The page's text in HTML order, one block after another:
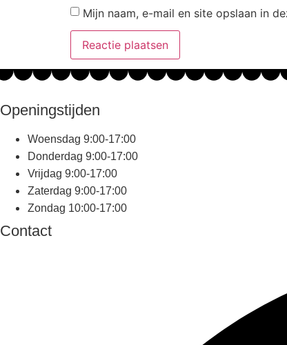
Mijn naam, e-mail en site opslaan in
Openingstijden
Woensdag 9:00-17:00
Donderdag 9:00-17:00
Vrijdag 9:00-17:00
Zaterdag 9:00-17:00
Zondag 10:00-17:00
Contact